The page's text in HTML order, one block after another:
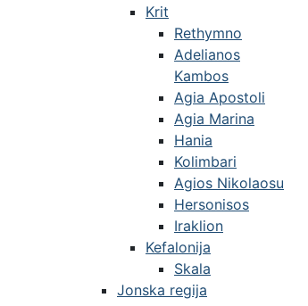
Krit
Rethymno
Adelianos
Kambos
Agia Apostoli
Agia Marina
Hania
Kolimbari
Agios Nikolaosu
Hersonisos
Iraklion
Kefalonija
Skala
Jonska regija